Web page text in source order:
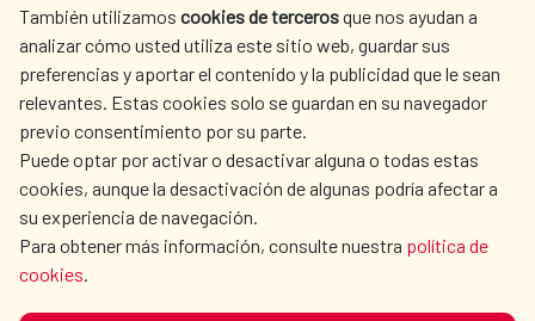
También utilizamos cookies de tercerosque nos ayudan a
analizar cómo usted utiliza este sitio web, guardar sus
preferencias y aportar el contenido y la publicidad que le sean
relevantes. Estas cookies solo se guardan en su navegador
previo consentimiento por su parte.
Puede optar por activar o desactivar alguna o todas estas
cookies, aunque la desactivación de algunas podría afectar a
su experiencia de navegación.
Para obtener más información, consulte nuestra política de
cookies.
CULTURE AND SCIENCE LIBRARY
OUR SOCIAL MEDIA